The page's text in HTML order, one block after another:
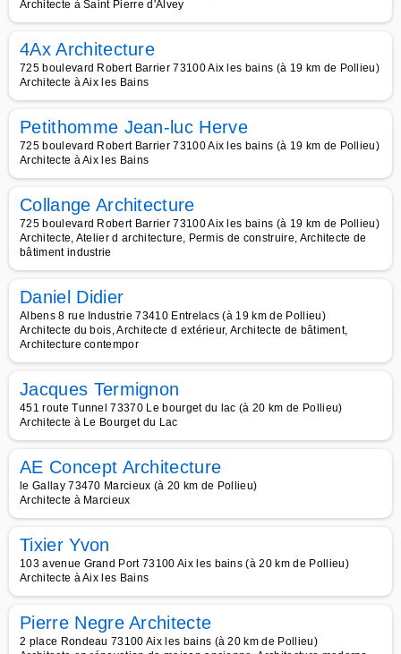
Architecte à Saint Pierre d'Alvey
4Ax Architecture
725 boulevard Robert Barrier 73100 Aix les bains (à 19 km de Pollieu)
Architecte à Aix les Bains
Petithomme Jean-luc Herve
725 boulevard Robert Barrier 73100 Aix les bains (à 19 km de Pollieu)
Architecte à Aix les Bains
Collange Architecture
725 boulevard Robert Barrier 73100 Aix les bains (à 19 km de Pollieu)
Architecte, Atelier d architecture, Permis de construire, Architecte de
bâtiment industrie
Daniel Didier
Albens 8 rue Industrie 73410 Entrelacs (à 19 km de Pollieu)
Architecte du bois, Architecte d extérieur, Architecte de bâtiment,
Architecture contempor
Jacques Termignon
451 route Tunnel 73370 Le bourget du lac (à 20 km de Pollieu)
Architecte à Le Bourget du Lac
AE Concept Architecture
le Gallay 73470 Marcieux (à 20 km de Pollieu)
Architecte à Marcieux
Tixier Yvon
103 avenue Grand Port 73100 Aix les bains (à 20 km de Pollieu)
Architecte à Aix les Bains
Pierre Negre Architecte
2 place Rondeau 73100 Aix les bains (à 20 km de Pollieu)